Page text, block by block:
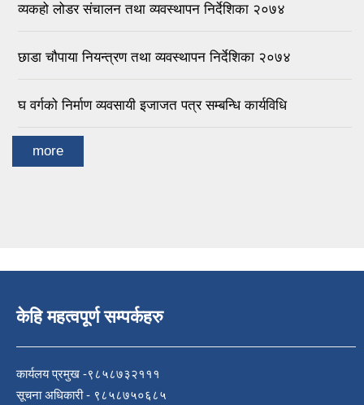
व्यकहो लोडर संचालन तथा व्यवस्थापन निर्देशिका २०७४
छाडा चौपाया नियन्त्रण तथा व्यवस्थापन निर्देशिका २०७४
घ वर्गको निर्माण व्यवसायी इजाजत पत्र सम्बन्धि कार्यविधि
more
केहि महत्वपूर्ण सम्पर्कहरु
कार्यलय प्रमुख -९८५८७३२१११
सूचना अधिकारी - ९८५८७५०६८५